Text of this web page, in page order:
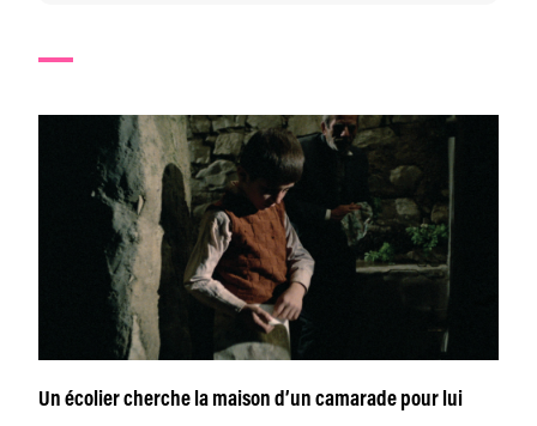
Un écolier cherche la maison d’un camarade pour lui